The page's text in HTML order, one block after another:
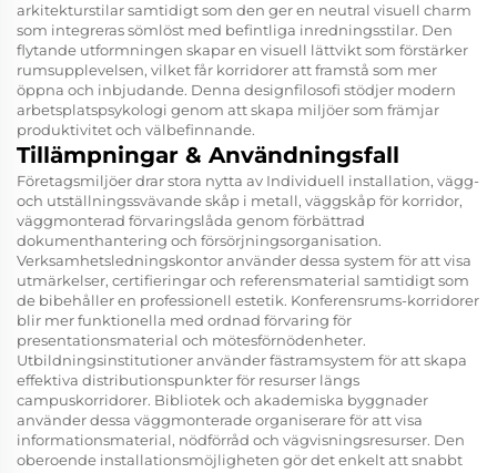
arkitekturstilar samtidigt som den ger en neutral visuell charm
som integreras sömlöst med befintliga inredningsstilar. Den
flytande utformningen skapar en visuell lättvikt som förstärker
rumsupplevelsen, vilket får korridorer att framstå som mer
öppna och inbjudande. Denna designfilosofi stödjer modern
arbetsplatspsykologi genom att skapa miljöer som främjar
produktivitet och välbefinnande.
Tillämpningar & Användningsfall
Företagsmiljöer drar stora nytta av Individuell installation, vägg-
och utställningssvävande skåp i metall, väggskåp för korridor,
väggmonterad förvaringslåda genom förbättrad
dokumenthantering och försörjningsorganisation.
Verksamhetsledningskontor använder dessa system för att visa
utmärkelser, certifieringar och referensmaterial samtidigt som
de bibehåller en professionell estetik. Konferensrums-korridorer
blir mer funktionella med ordnad förvaring för
presentationsmaterial och mötesförnödenheter.
Utbildningsinstitutioner använder fästramsystem för att skapa
effektiva distributionspunkter för resurser längs
campuskorridorer. Bibliotek och akademiska byggnader
använder dessa väggmonterade organiserare för att visa
informationsmaterial, nödförråd och vägvisningsresurser. Den
oberoende installationsmöjligheten gör det enkelt att snabbt